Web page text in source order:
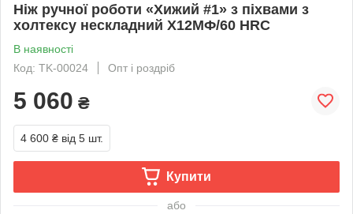
Ніж ручної роботи «Хижий #1» з піхвами з
холтексу нескладний Х12МФ/60 HRC
В наявності
Код: TK-00024
Опт і роздріб
5 060 ₴
4 600 ₴ від 5 шт.
Купити
або